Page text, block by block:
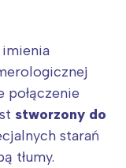
imienia
połączenie
stworzony do
starań
tłumy.